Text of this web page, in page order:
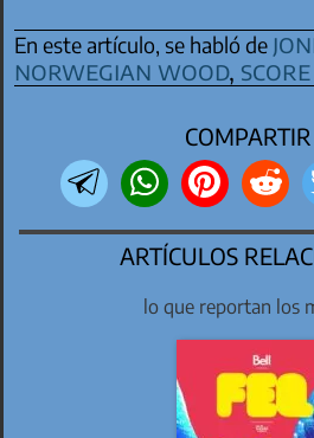
En este artículo, se habló de
norwegian wood, score
ARTÍCULOS
lo que reportan los